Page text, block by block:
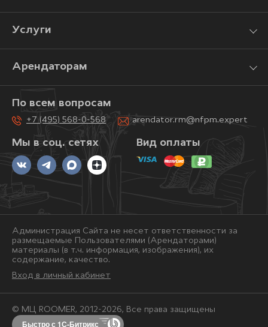
Услуги
Арендаторам
Мы в соц. сетях
По всем вопросам
+7 (495) 568-0-568 arendator.rm@nfpm.expert
Вид оплаты
Администрация Сайта не несет ответственности за
размещаемые Пользователями (Арендаторами)
материалы (в т.ч. информация, изображения), их
содержание, качество.
Вход в личный кабинет
© МЦ ROOMER, 2012-2026, Bce права защищены
Быстро с 1С-Битрикс